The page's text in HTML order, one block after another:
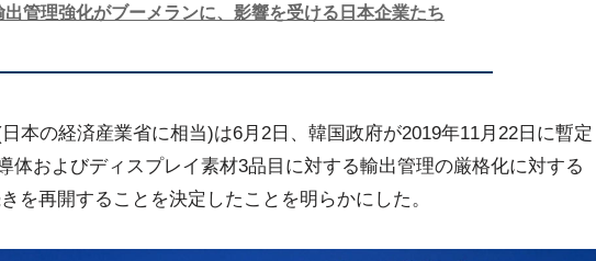
出管理強化がブーメランに、影響を受ける日本企業たち
本の経済産業省に相当)は6月2日、韓国政府が2019年11月22日に暫定
体およびディスプレイ素材3品目に対する輸出管理の厳格化に対する
を再開することを決定したことを明らかにした。